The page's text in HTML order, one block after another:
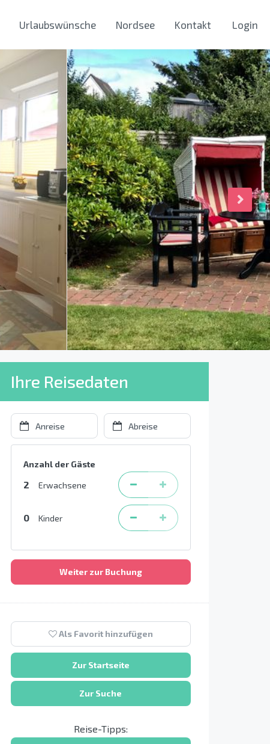
Urlaubswünsche Nordsee Kontakt Login
Ihre Reisedaten
Anzahl der Gäste
2 Erwachsene
0 Kinder
Weiter zur Buchung
Als Favorit hinzufügen
Zur Startseite
Zur Suche
Reise-Tipps: